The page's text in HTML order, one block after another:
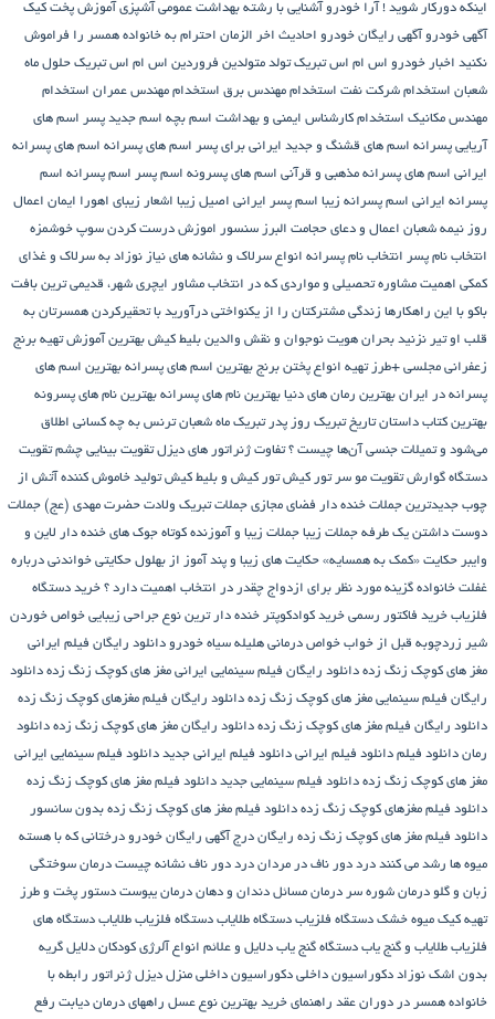
اینکه دورکار شوید ! آرا خودرو آشنایی با رشته بهداشت عمومی آشپزی آموزش پخت کیک
آگهی خودرو آگهی رایگان خودرو احادیث اخر الزمان احترام به خانواده همسر را فراموش
نکنید اخبار خودرو اس ام اس تبریک تولد متولدین فروردین اس ام اس تبریک حلول ماه
شعبان استخدام شرکت نفت استخدام مهندس برق استخدام مهندس عمران استخدام
مهندس مکانیک استخدام کارشناس ایمنی و بهداشت اسم بچه اسم جدید پسر اسم های
آریایی پسرانه اسم های قشنگ و جدید ایرانی برای پسر اسم های پسرانه اسم های پسرانه
ایرانی اسم های پسرانه مذهبی و قرآنی اسم های پسرونه اسم پسر اسم پسرانه اسم
پسرانه ایرانی اسم پسرانه زیبا اسم پسر ایرانی اصیل زیبا اشعار زیبای اهورا ایمان اعمال
روز نیمه شعبان اعمال و دعای حجامت البرز سنسور اموزش درست کردن سوپ خوشمزه
انتخاب نام پسر انتخاب نام پسرانه انواع سرلاک و نشانه های نیاز نوزاد به سرلاک و غذای
کمکی اهمیت مشاوره تحصیلی و مواردی که در انتخاب مشاور ایچری شهر، قدیمی ترین بافت
باکو با این راهکارها زندگی مشترکتان را از یکنواختی درآورید با تحقیرکردن همسرتان به
قلب او تیر نزنید بحران هویت نوجوان و نقش والدین بلیط کیش بهترین آموزش تهیه برنج
زعفرانی مجلسی +طرز تهیه انواع پختن برنج بهترین اسم های پسرانه بهترین اسم های
پسرانه در ایران بهترین رمان های دنیا بهترین نام های پسرانه بهترین نام های پسرونه
بهترین کتاب داستان تاریخ تبریک روز پدر تبریک ماه شعبان ترنس به چه کسانی اطلاق
می‌شود و تمیلات جنسی آن‌ها چیست ؟ تفاوت ژنراتور های دیزل تقویت بینایی چشم تقویت
دستگاه گوارش تقویت مو سر تور کیش تور کیش و بلیط کیش تولید خاموش کننده آتش از
چوب جدیدترین جملات خنده دار فضای مجازی جملات تبریک ولادت حضرت مهدی (عج) جملات
دوست داشتن یک طرفه جملات زیبا جملات زیبا و آموزنده کوتاه جوک های خنده دار لاین و
وایبر حکایت «کمک به همسایه» حکایت های زیبا و پند آموز از بهلول حکایتی خواندنی درباره
غفلت خانواده گزینه مورد نظر برای ازدواج چقدر در انتخاب اهمیت دارد ؟ خرید دستگاه
فلزیاب خرید فاکتور رسمی خرید کوادکوپتر خنده دار ترین نوع جراحی زیبایی خواص خوردن
شیر زردچوبه قبل از خواب خواص درمانی هلیله سیاه خودرو دانلود رایگان فیلم ایرانی
مغز های کوچک زنگ زده دانلود رایگان فیلم سینمایی ایرانی مغز های کوچک زنگ زده دانلود
رایگان فیلم سینمایی مغز های کوچک زنگ زده دانلود رایگان فیلم مغزهای کوچک زنگ زده
دانلود رایگان فیلم مغز های کوچک زنگ زده دانلود رایگان مغز های کوچک زنگ زده دانلود
رمان دانلود فیلم دانلود فیلم ایرانی دانلود فیلم ایرانی جدید دانلود فیلم سینمایی ایرانی
مغز های کوچک زنگ زده دانلود فیلم سینمایی جدید دانلود فیلم مغز های کوچک زنگ زده
دانلود فیلم مغزهای کوچک زنگ زده دانلود فیلم مغز های کوچک زنگ زده بدون سانسور
دانلود فیلم مغز های کوچک زنگ زده رایگان درج آگهی رایگان خودرو درختانی که با هسته
میوه ها رشد می کنند درد دور ناف در مردان درد دور ناف نشانه چیست درمان سوختگی
زبان و گلو درمان شوره سر درمان مسائل دندان و دهان درمان یبوست دستور پخت و طرز
تهیه کیک میوه خشک دستگاه فلزیاب دستگاه‌ طلایاب دستگاه‌ فلزیاب طلایاب دستگاه‌ های
فلزیاب طلایاب و گنج‌ یاب دستگاه‌ گنج‌ یاب دلایل و علائم انواع آلرژی کودکان دلایل گریه
بدون اشک نوزاد دکوراسیون داخلی دکوراسیون داخلی منزل دیزل ژنراتور رابطه با
خانواده همسر در دوران عقد راهنمای خرید بهترین نوع عسل راههای درمان دیابت رفع